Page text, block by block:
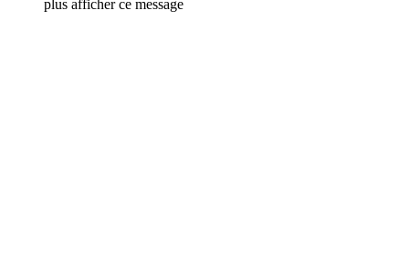
plus afficher ce message